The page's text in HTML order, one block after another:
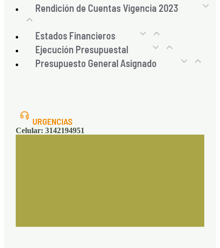
Rendición de Cuentas Vigencia 2023
Estados Financieros
Ejecución Presupuestal
Presupuesto General Asignado
URGENCIAS
Celular: 3142194951